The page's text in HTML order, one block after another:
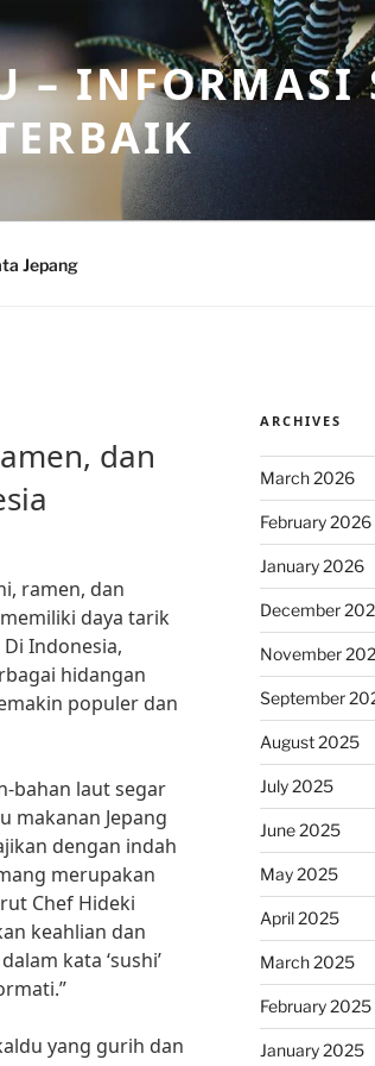
– INFORMASI
Jepang
dan
ramen, dan
daya tarik
Indonesia,
hidangan
populer dan
bahan laut segar
makanan Jepang
dengan indah
merupakan
Chef Hideki
keahlian dan
kata ‘sushi’
yang gurih dan
ARCHIVES
March 2026
February 2026
January 2026
December
November
September
August 2025
July 2025
June 2025
May 2025
April 2025
March 2025
February 2025
January 2025